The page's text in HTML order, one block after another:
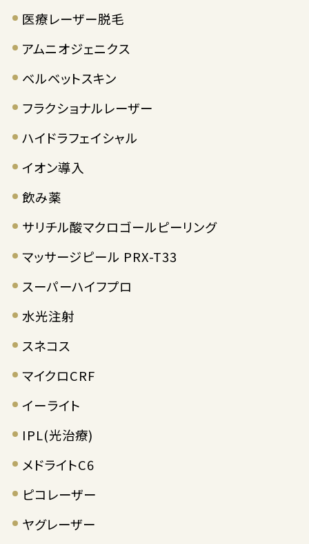
医療レーザー脱毛
アムニオジェニクス
ベルベットスキン
フラクショナルレーザー
ハイドラフェイシャル
イオン導入
飲み薬
サリチル酸マクロゴールピーリング
マッサージピール PRX-T33
スーパーハイフプロ
水光注射
スネコス
マイクロCRF
イーライト
IPL(光治療)
メドライトC6
ピコレーザー
ヤグレーザー